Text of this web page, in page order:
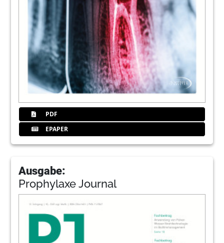
PDF
EPAPER
Ausgabe:
Prophylaxe Journal